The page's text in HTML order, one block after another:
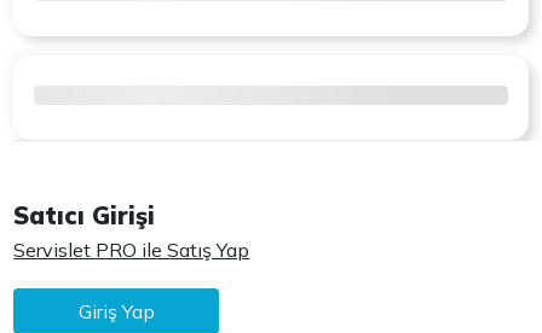
Satıcı Girişi
Servislet PRO ile Satış Yap
Giriş Yap